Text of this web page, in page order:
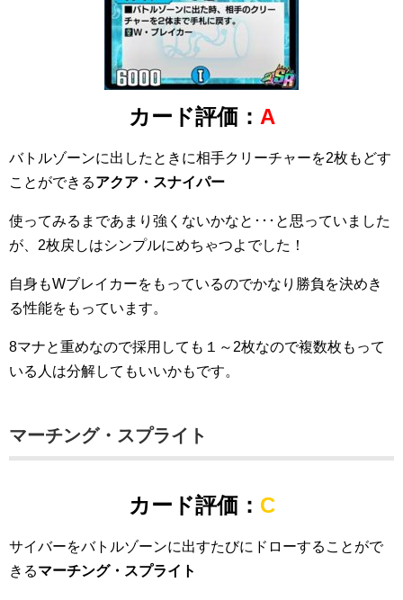
カード評価： A
バトルゾーンに出したときに相手クリーチャーを2枚もどす
ことができるアクア・スナイパー
使ってみるまであまり強くないかなと･･･と思っていました
が、2枚戻しはシンプルにめちゃつよでした！
自身もWブレイカーをもっているのでかなり勝負を決めき
る性能をもっています。
8マナと重めなので採用しても１～2枚なので複数枚もって
いる人は分解してもいいかもです。
マーチング・スプライト
カード評価： C
サイバーをバトルゾーンに出すたびにドローすることがで
きるマーチング・スプライト